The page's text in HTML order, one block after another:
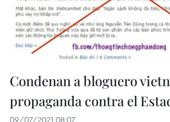
Condenan a bloguero
propaganda contra el
09/07/2021 08:07